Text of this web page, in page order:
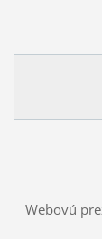
Webovú